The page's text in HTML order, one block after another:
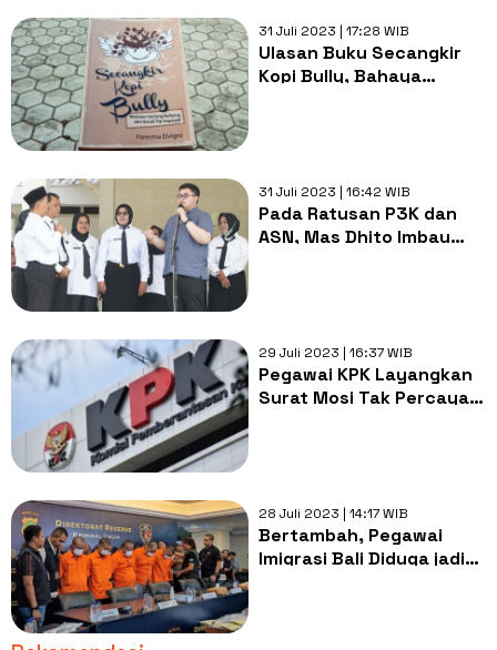
31 Juli 2023 | 17:28 WIB
Ulasan Buku Secangkir
Kopi Bully, Bahaya
31 Juli 2023 | 16:42 WIB
Pada Ratusan P3K dan
ASN, Mas Dhito Imbau
29 Juli 2023 | 16:37 WIB
Pegawai KPK Layangkan
Surat Mosi Tak Percaya
28 Juli 2023 | 14:17 WIB
Bertambah, Pegawai
Imigrasi Bali Diduga jadi